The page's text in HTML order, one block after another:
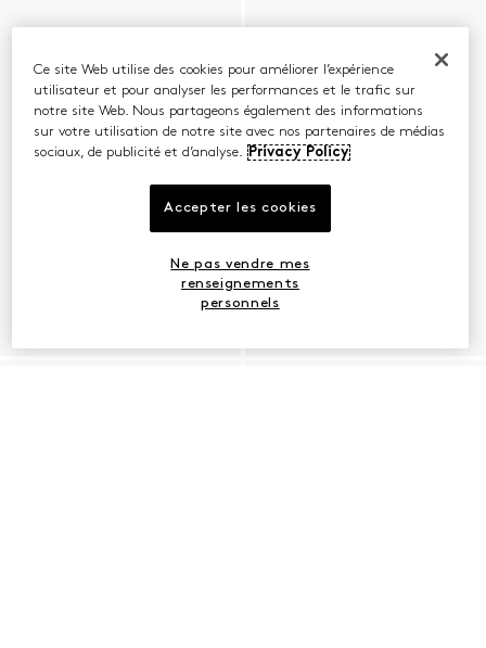
Ce site Web utilise des cookies pour améliorer l’expérience
utilisateur et pour analyser les performances et le trafic sur
notre site Web. Nous partageons également des informations
sur votre utilisation de notre site avec nos partenaires de médias
sociaux, de publicité et d’analyse. Privacy Policy
Accepter les cookies
Ne pas vendre mes
renseignements
personnels